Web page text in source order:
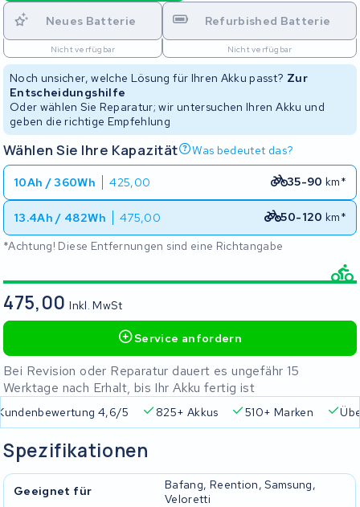
Neues Batterie
Nicht verfügbar
Refurbished Batterie
Nicht verfügbar
Noch unsicher, welche Lösung für Ihren Akku passt? Zur
Entscheidungshilfe
Oder wählen Sie Reparatur; wir untersuchen Ihren Akku und
geben die richtige Empfehlung
Wählen Sie Ihre Kapazität Was bedeutet das?
10Ah / 360Wh 425,00 35-90 km*
13.4Ah / 482Wh 475,00 50-120 km*
*Achtung! Diese Entfernungen sind eine Richtangabe
475,00Inkl. MwSt
Service anfordern
Bei Revision oder Reparatur dauert es ungefähr 15
Werktage nach Erhalt, bis Ihr Akku fertig ist
4,6/5 825+ Akkus 510+ Marken
Spezifikationen
Geeignet für
Bafang, Reention, Samsung,
Veloretti